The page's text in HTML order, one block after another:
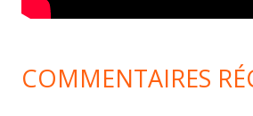
COMMENTAIRES